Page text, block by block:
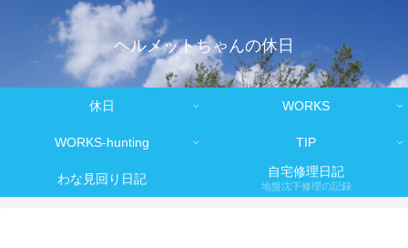
ヘルメットちゃんの休日
休日 WORKS
WORKS-hunting TIP
わな見回り日記 自宅修理日記
地盤沈下修理の記録